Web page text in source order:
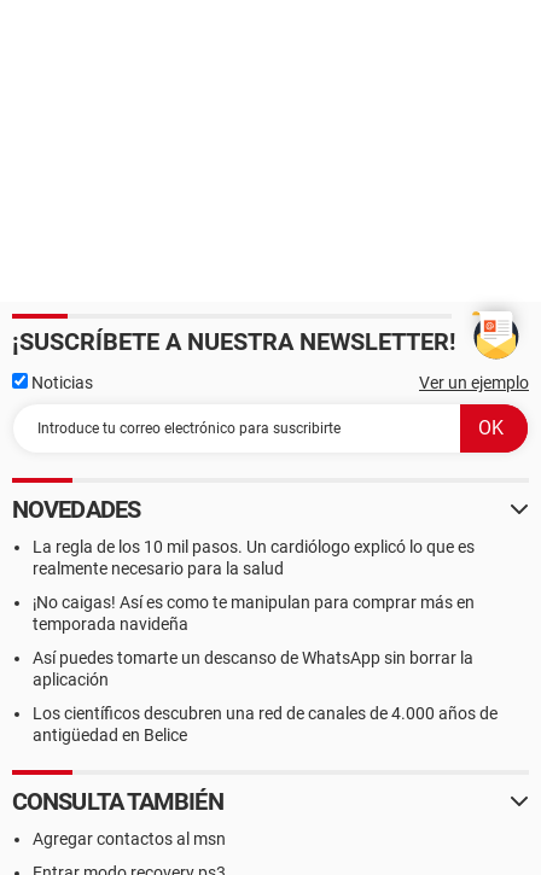
¡SUSCRÍBETE A NUESTRA NEWSLETTER!
Noticias Ver un ejemplo
NOVEDADES
La regla de los 10 mil pasos. Un cardiólogo explicó lo que es
realmente necesario para la salud
¡No caigas! Así es como te manipulan para comprar más en
temporada navideña
Así puedes tomarte un descanso de WhatsApp sin borrar la
aplicación
Los científicos descubren una red de canales de 4.000 años de
antigüedad en Belice
CONSULTA TAMBIÉN
Agregar contactos al msn